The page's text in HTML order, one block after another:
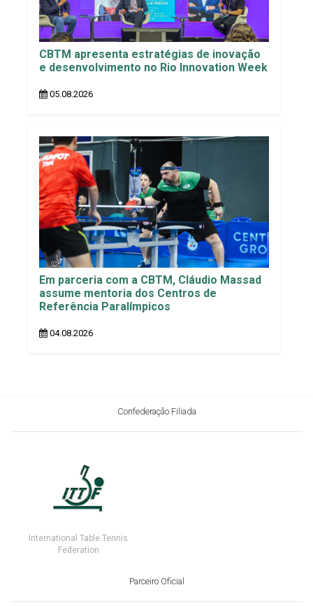
CBTM apresenta estratégias de inovação
e desenvolvimento no Rio Innovation Week
05.08.2026
Em parceria com a CBTM, Cláudio Massad
assume mentoria dos Centros de
Referência Paralímpicos
04.08.2026
Confederação Filiada
International Table Tennis
Federation
Parceiro Oficial